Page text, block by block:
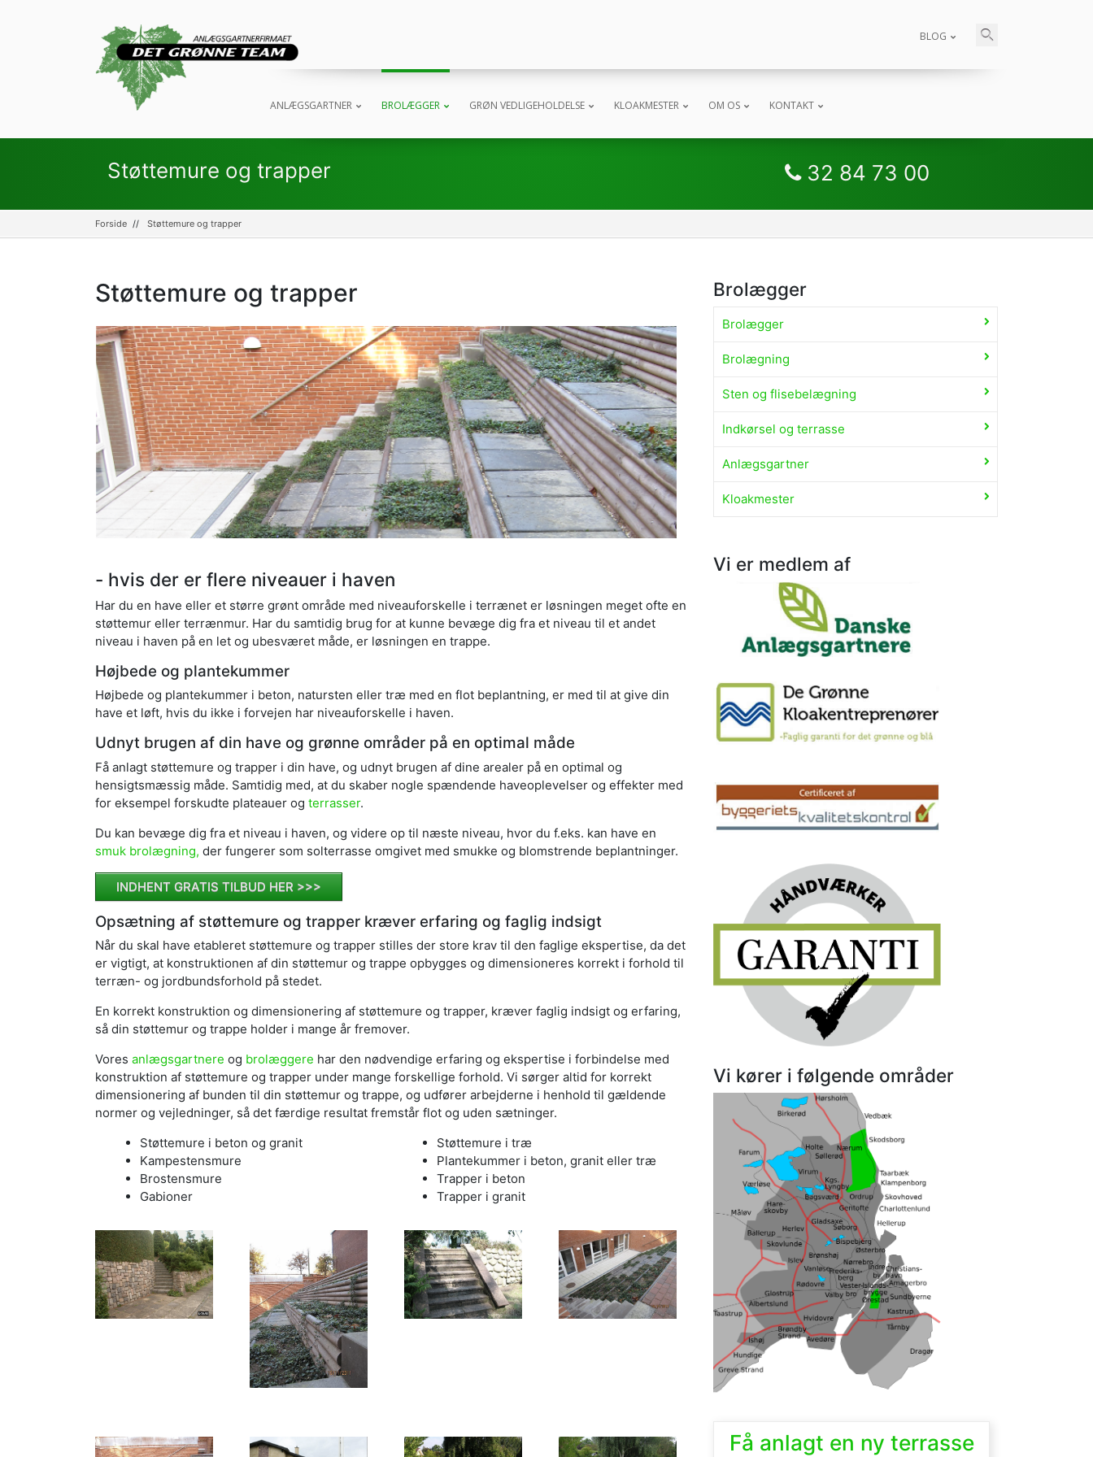
BLOG
KONTAKT
OM OS
KLOAKMESTER
GRØN VEDLIGEHOLDELSE
BROLÆGGER
ANLÆGSGARTNER
Støttemure og trapper 32 84 73 00
Forside Støttemure og trapper
Støttemure og trapper
- hvis der er flere niveauer i haven
Har du en have eller et større grønt område med niveauforskelle i terrænet er løsningen meget ofte en
støttemur eller terrænmur. Har du samtidig brug for at kunne bevæge dig fra et niveau til et andet
niveau i haven på en let og ubesværet måde, er løsningen en trappe.
Højbede og plantekummer
Højbede og plantekummer i beton, natursten eller træ med en flot beplantning, er med til at give din
have et løft, hvis du ikke i forvejen har niveauforskelle i haven.
Udnyt brugen af din have og grønne områder på en optimal måde
Få anlagt støttemure og trapper i din have, og udnyt brugen af dine arealer på en optimal og
hensigtsmæssig måde. Samtidig med, at du skaber nogle spændende haveoplevelser og effekter med
for eksempel forskudte plateauer og terrasser.
Du kan bevæge dig fra et niveau i haven, og videre op til næste niveau, hvor du f.eks. kan have en
smuk brolægning, der fungerer som solterrasse omgivet med smukke og blomstrende beplantninger.
INDHENT GRATIS TILBUD HER >>>
Opsætning af støttemure og trapper kræver erfaring og faglig indsigt
Når du skal have etableret støttemure og trapper stilles der store krav til den faglige ekspertise, da det
er vigtigt, at konstruktionen af din støttemur og trappe opbygges og dimensioneres korrekt i forhold til
terræn- og jordbundsforhold på stedet.
En korrekt konstruktion og dimensionering af støttemure og trapper, kræver faglig indsigt og erfaring,
så din støttemur og trappe holder i mange år fremover.
Vores anlægsgartnere og brolæggere har den nødvendige erfaring og ekspertise i forbindelse med
konstruktion af støttemure og trapper under mange forskellige forhold. Vi sørger altid for korrekt
dimensionering af bunden til din støttemur og trappe, og udfører arbejderne i henhold til gældende
normer og vejledninger, så det færdige resultat fremstår flot og uden sætninger.
Støttemure i beton og granit
Kampestensmure
Brostensmure
Gabioner
Støttemure i træ
Plantekummer i beton, granit eller træ
Trapper i beton
Trapper i granit
Brolægger
Brolægger
Brolægning
Sten og flisebelægning
Indkørsel og terrasse
Anlægsgartner
Kloakmester
Vi er medlem af
Vi kører i følgende områder
Få anlagt en ny terrasse